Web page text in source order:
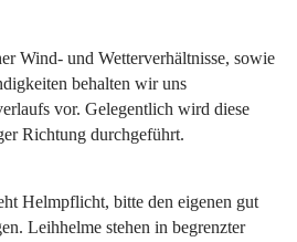
Wind- und Wetterverhältnisse, sowie
behalten wir uns
vor. Gelegentlich wird diese
Richtung durchgeführt.
Helmpflicht, bitte den eigenen gut
Leihhelme stehen in begrenzter